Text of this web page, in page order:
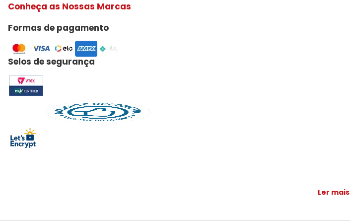
Conheça as Nossas Marcas
Formas de pagamento
Selos de segurança
Ler mais